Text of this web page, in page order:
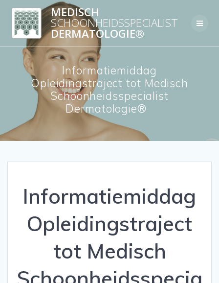
content
MEDISCH
SCHOONHEIDSSPECIALIST
DERMATOLOGIE®
Informatiemiddag
Opleidingstraject tot Medisch
Schoonheidsspecialist
Dermatologie®
Informatiemiddag
Opleidingstraject
tot Medisch